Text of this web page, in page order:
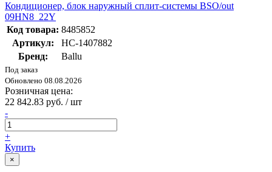
Кондиционер, блок наружный сплит-системы BSO/out
09HN8_22Y
Код товара: 8485852
Артикул:
НС-1407882
Бренд:
Ballu
Под заказ
Обновлено 08.08.2026
Розничная цена:
22 842.83 руб. / шт
-
+
Купить
×